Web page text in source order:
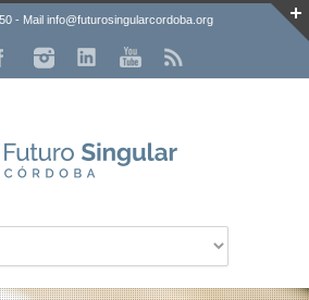
- Mail info@futurosingularcordoba.org